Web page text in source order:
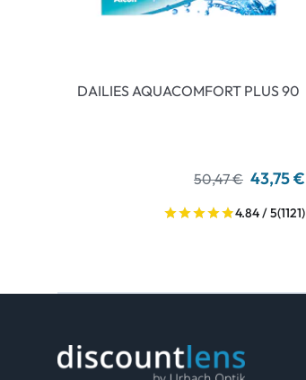
DAILIES AQUACOMFORT PLUS 90
50,47 € 43,75 €
4.84 / 5(1121)